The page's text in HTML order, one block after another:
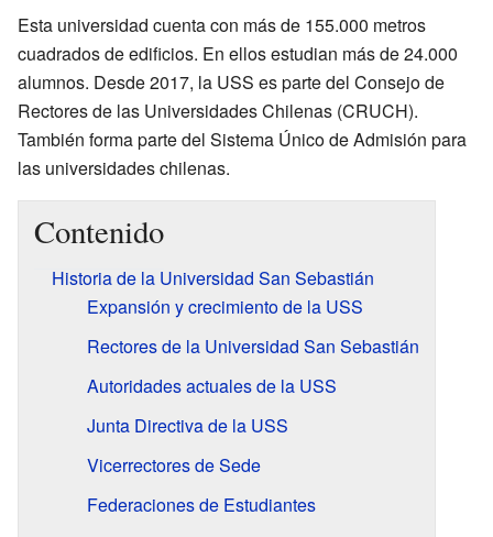
Esta universidad cuenta con más de 155.000 metros
cuadrados de edificios. En ellos estudian más de 24.000
alumnos. Desde 2017, la USS es parte del Consejo de
Rectores de las Universidades Chilenas (CRUCH).
También forma parte del Sistema Único de Admisión para
las universidades chilenas.
Contenido
Historia de la Universidad San Sebastián
Expansión y crecimiento de la USS
Rectores de la Universidad San Sebastián
Autoridades actuales de la USS
Junta Directiva de la USS
Vicerrectores de Sede
Federaciones de Estudiantes